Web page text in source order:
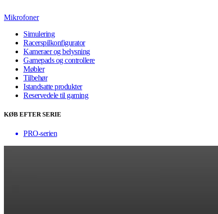
Mikrofoner
Simulering
Racerspilkonfigurator
Kameraer og belysning
Gamepads og controllere
Møbler
Tilbehør
Istandsatte produkter
Reservedele til gaming
KØB EFTER SERIE
PRO-serien